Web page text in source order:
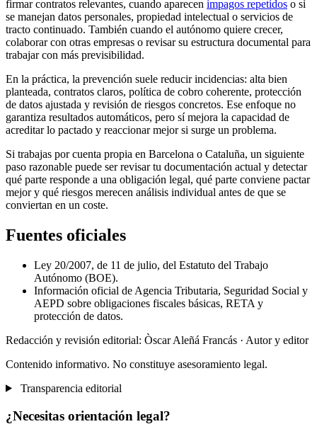
firmar contratos relevantes, cuando aparecen impagos repetidos o si
se manejan datos personales, propiedad intelectual o servicios de
tracto continuado. También cuando el autónomo quiere crecer,
colaborar con otras empresas o revisar su estructura documental para
trabajar con más previsibilidad.
En la práctica, la prevención suele reducir incidencias: alta bien
planteada, contratos claros, política de cobro coherente, protección
de datos ajustada y revisión de riesgos concretos. Ese enfoque no
garantiza resultados automáticos, pero sí mejora la capacidad de
acreditar lo pactado y reaccionar mejor si surge un problema.
Si trabajas por cuenta propia en Barcelona o Cataluña, un siguiente
paso razonable puede ser revisar tu documentación actual y detectar
qué parte responde a una obligación legal, qué parte conviene pactar
mejor y qué riesgos merecen análisis individual antes de que se
conviertan en un coste.
Fuentes oficiales
Ley 20/2007, de 11 de julio, del Estatuto del Trabajo
Autónomo (BOE).
Información oficial de Agencia Tributaria, Seguridad Social y
AEPD sobre obligaciones fiscales básicas, RETA y
protección de datos.
Redacción y revisión editorial: Òscar Aleñá Francás · Autor y editor
Contenido informativo. No constituye asesoramiento legal.
Transparencia editorial
¿Necesitas orientación legal?